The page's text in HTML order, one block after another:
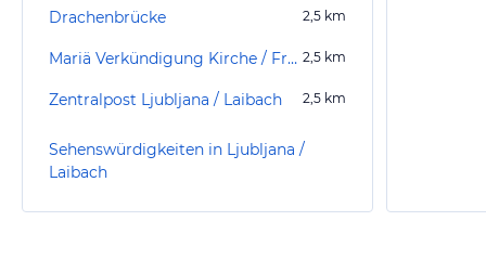
Drachenbrücke 2,5 km
Mariä Verkündigung Kirche / Franziskanerkirche 2,5 km
Zentralpost Ljubljana / Laibach 2,5 km
Sehenswürdigkeiten in Ljubljana /
Laibach